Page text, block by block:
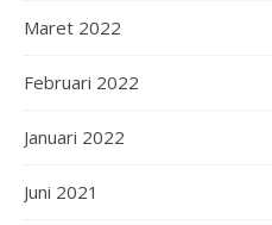
Maret 2022
Februari 2022
Januari 2022
Juni 2021